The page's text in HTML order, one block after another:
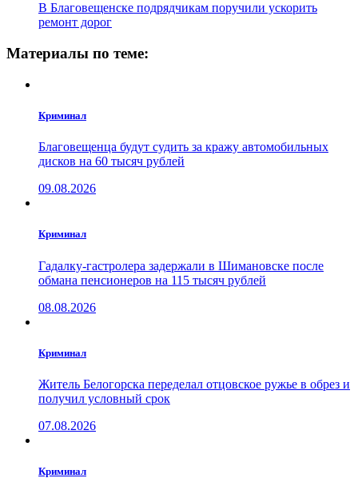
В Благовещенске подрядчикам поручили ускорить
ремонт дорог
Материалы по теме:
Криминал
Благовещенца будут судить за кражу автомобильных
дисков на 60 тысяч рублей
09.08.2026
Криминал
Гадалку-гастролера задержали в Шимановске после
обмана пенсионеров на 115 тысяч рублей
08.08.2026
Криминал
Житель Белогорска переделал отцовское ружье в обрез и
получил условный срок
07.08.2026
Криминал